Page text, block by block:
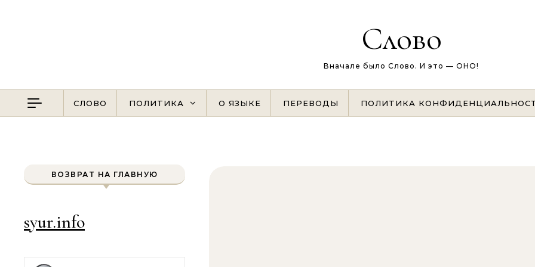
Слово
Вначале было Слово. И это — ОНО!
СЛОВО ПОЛИТИКА О ЯЗЫКЕ ПЕРЕВОДЫ ПОЛИТИКА
ВОЗВРАТ НА ГЛАВНУЮ
syur.info